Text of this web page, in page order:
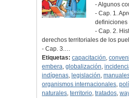
- Algunos
- Cap. 1.
definiciones
- Cap. 2.
derechos territoriales de los
- Cap. 3.…
Etiquetas: capacitación,
embera, globalización,
indígenas, legislación,
organismos internacionales,
naturales, territorio, tratados,